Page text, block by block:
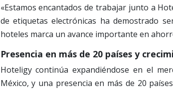
«Estamos encantados de trabajar junto a
de etiquetas electrónicas ha demostrado
hoteles marca un avance importante en
Presencia en más de 20 países y
Hoteligy continúa expandiéndose en el
México, y una presencia en más de 20